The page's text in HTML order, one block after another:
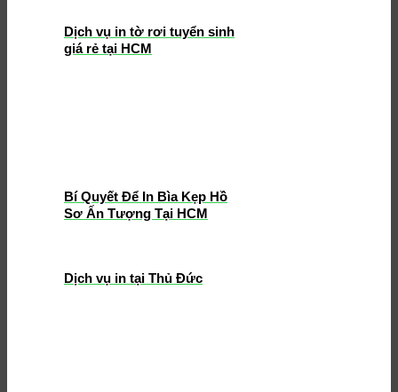
Dịch vụ in tờ rơi tuyển sinh
giá rẻ tại HCM
Bí Quyết Để In Bìa Kẹp Hồ
Sơ Ấn Tượng Tại HCM
Dịch vụ in tại Thủ Đức